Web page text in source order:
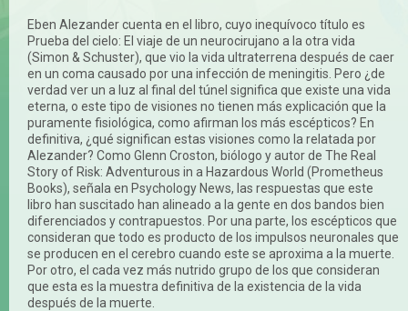
Eben Alezander cuenta en el libro, cuyo inequívoco título es
Prueba del cielo: El viaje de un neurocirujano a la otra vida
(Simon & Schuster), que vio la vida ultraterrena después de caer
en un coma causado por una infección de meningitis. Pero ¿de
verdad ver un a luz al final del túnel significa que existe una vida
eterna, o este tipo de visiones no tienen más explicación que la
puramente fisiológica, como afirman los más escépticos? En
definitiva, ¿qué significan estas visiones como la relatada por
Alezander? Como Glenn Croston, biólogo y autor de The Real
Story of Risk: Adventurous in a Hazardous World (Prometheus
Books), señala en Psychology News, las respuestas que este
libro han suscitado han alineado a la gente en dos bandos bien
diferenciados y contrapuestos. Por una parte, los escépticos que
consideran que todo es producto de los impulsos neuronales que
se producen en el cerebro cuando este se aproxima a la muerte.
Por otro, el cada vez más nutrido grupo de los que consideran
que esta es la muestra definitiva de la existencia de la vida
después de la muerte.